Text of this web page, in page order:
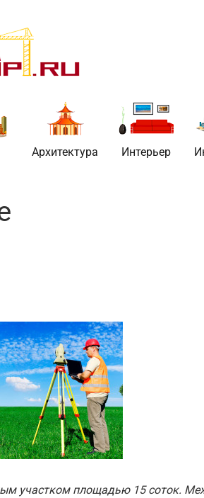
Архитектура Интерьер
участком площадью 15 соток.